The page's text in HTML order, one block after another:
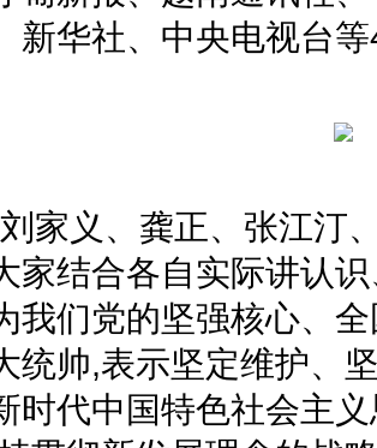
新华社、中央电视台
家义、龚正、张江汀
家结合各自实际讲认
我们党的坚强核心、
统帅,表示坚定维护、
时代中国特色社会主